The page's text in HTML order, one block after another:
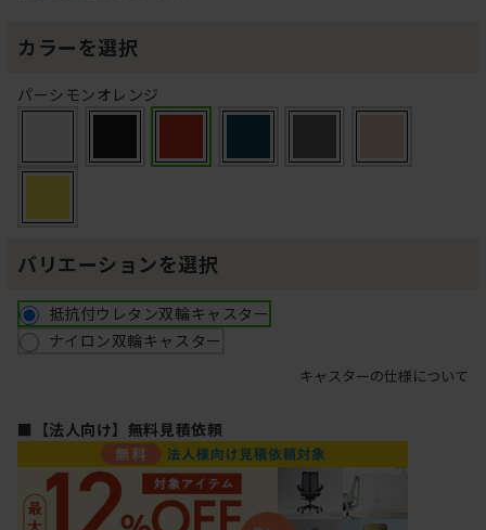
カラーを選択
パーシモンオレンジ
バリエーションを選択
抵抗付ウレタン双輪キャスター
ナイロン双輪キャスター
キャスターの仕様について
■【法人向け】無料見積依頼